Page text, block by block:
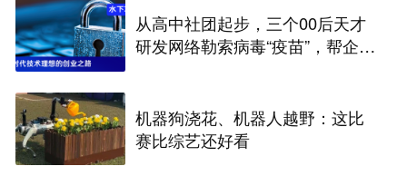
从高中社团起步，三个00后天才
研发网络勒索病毒“疫苗”，帮企业
机器狗浇花、机器人越野：这比
赛比综艺还好看